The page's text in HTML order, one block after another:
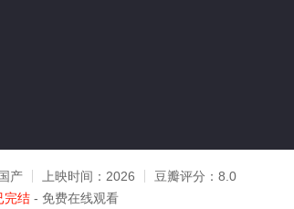
产 上映时间： 2026 豆瓣评分： 8.0
完结 - 免费在线观看